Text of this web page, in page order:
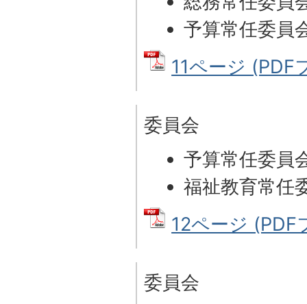
予算常任委員
11ページ (PDF
委員会
予算常任委員
福祉教育常任
12ページ (PDF
委員会